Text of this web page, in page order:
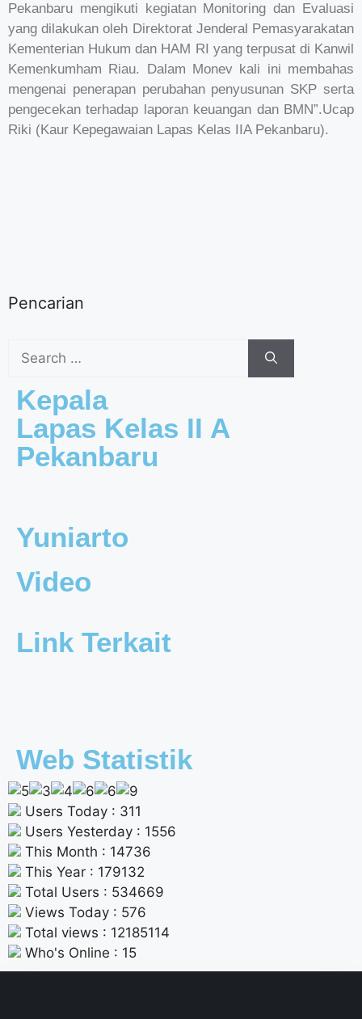
Pekanbaru mengikuti kegiatan Monitoring dan Evaluasi
yang dilakukan oleh Direktorat Jenderal Pemasyarakatan
Kementerian Hukum dan HAM RI yang terpusat di Kanwil
Kemenkumham Riau. Dalam Monev kali ini membahas
mengenai penerapan perubahan penyusunan SKP serta
pengecekan terhadap laporan keuangan dan BMN”.Ucap
Riki (Kaur Kepegawaian Lapas Kelas IIA Pekanbaru).
Pencarian
Kepala
Lapas Kelas II A
Pekanbaru
Yuniarto
Video
Link Terkait
Web Statistik
Users Today : 311
Users Yesterday : 1556
This Month : 14736
This Year : 179132
Total Users : 534669
Views Today : 576
Total views : 12185114
Who's Online : 15